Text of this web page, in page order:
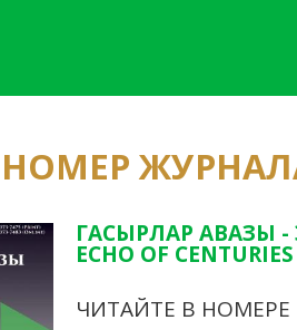
ГАСЫРЛАР АВАЗЫ -
ECHO OF
ЧИТАЙТЕ В НОМЕРЕ